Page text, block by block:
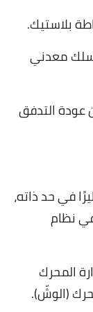
بلاستيك.
سلك معدني
عودة التدفق
في حد ذاته،
نظام
المحرك
(الوشّ).